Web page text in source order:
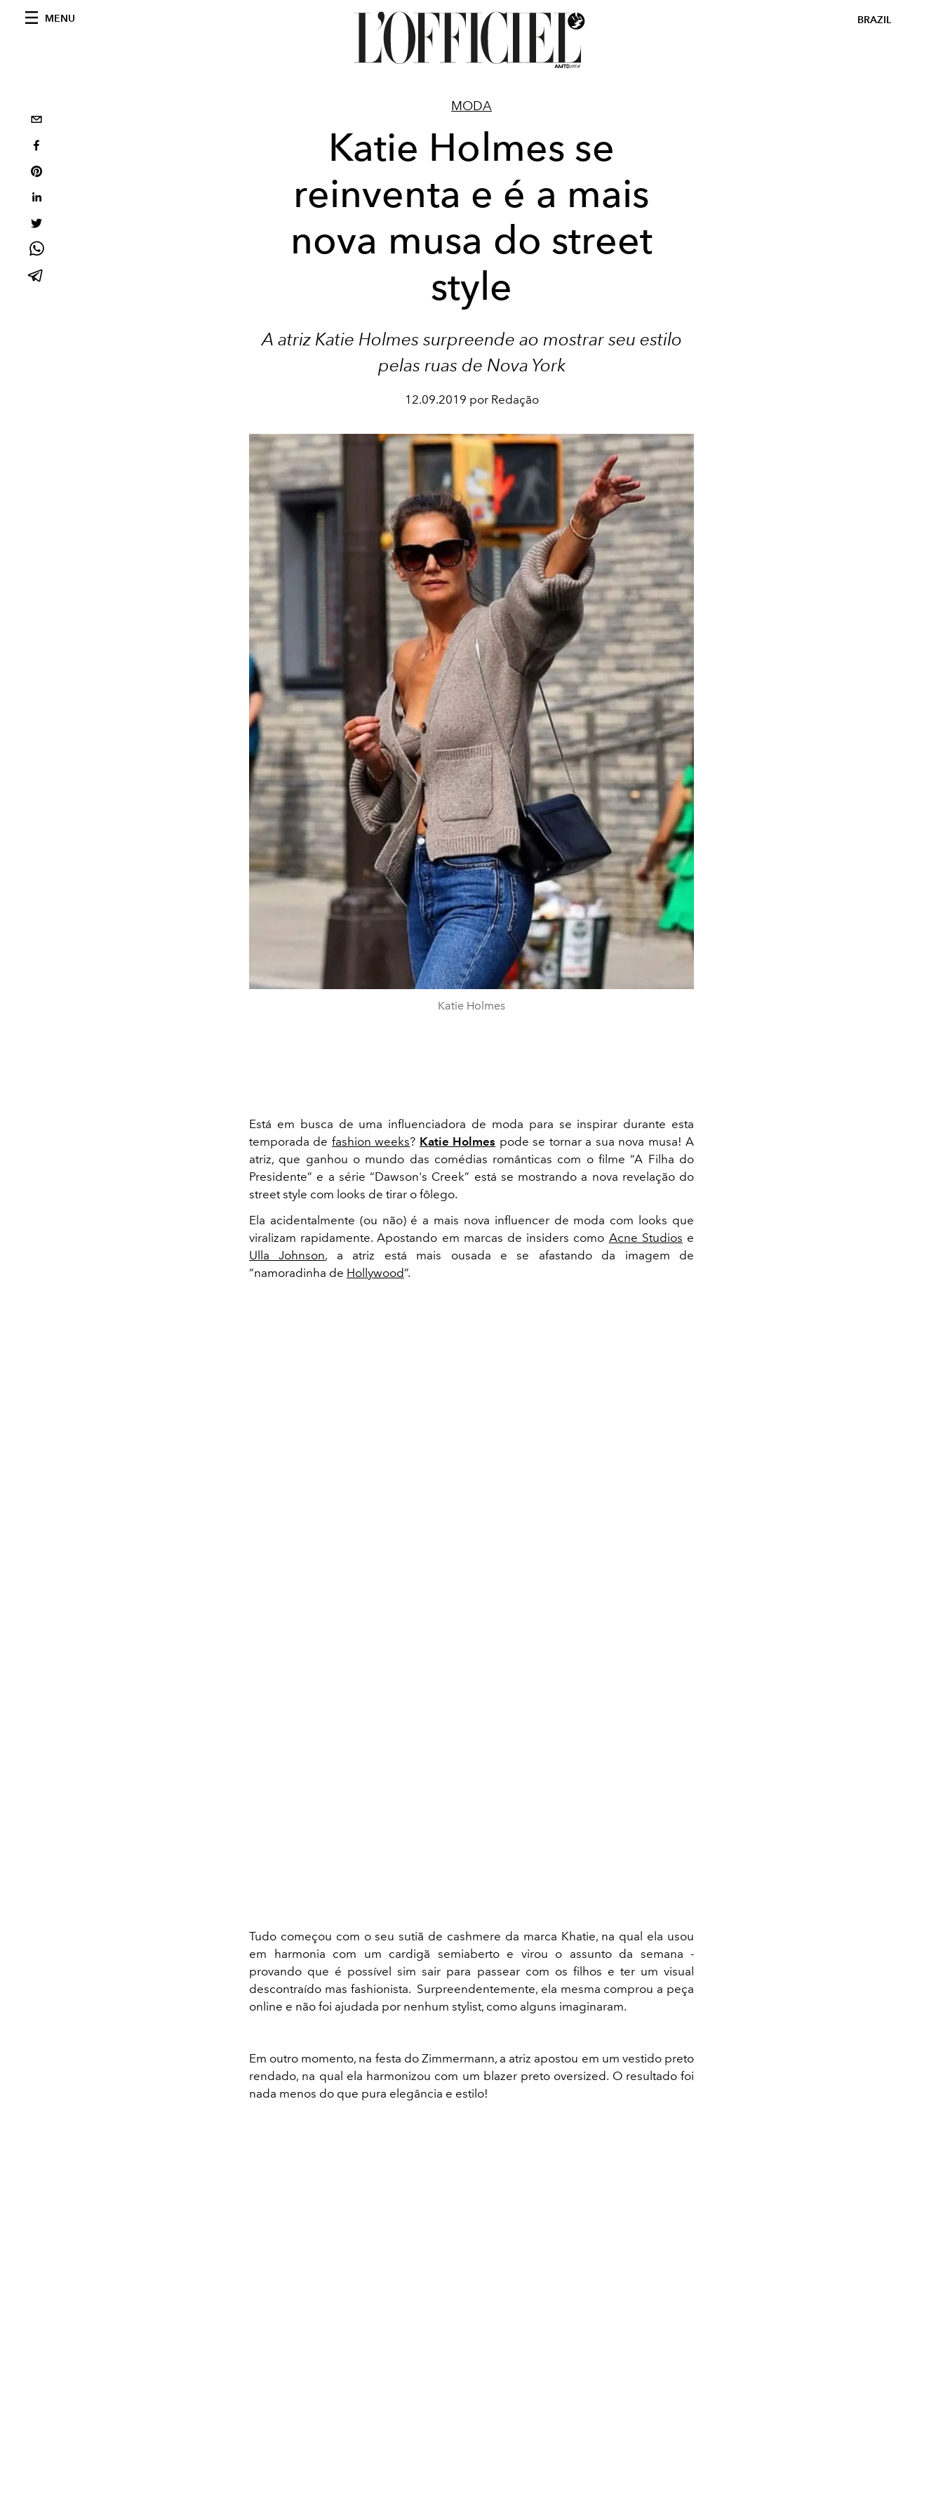
MENU BRAZIL
MODA
Katie Holmes se
reinventa e é a mais
nova musa do street
style
A atriz Katie Holmes surpreende ao mostrar seu estilo
pelas ruas de Nova York
12.09.2019 por Redação
Katie Holmes
Está em busca de uma influenciadora de moda para se inspirar durante esta
temporada de fashion weeks? Katie Holmes pode se tornar a sua nova musa! A
atriz, que ganhou o mundo das comédias românticas com o filme “A Filha do
Presidente” e a série “Dawson's Creek” está se mostrando a nova revelação do
street style com looks de tirar o fôlego.
Ela acidentalmente (ou não) é a mais nova influencer de moda com looks que
viralizam rapidamente. Apostando em marcas de insiders como Acne Studios e
Ulla Johnson, a atriz está mais ousada e se afastando da imagem de
“namoradinha de Hollywood”.
Tudo começou com o seu sutiã de cashmere da marca Khatie, na qual ela usou
em harmonia com um cardigã semiaberto e virou o assunto da semana -
provando que é possível sim sair para passear com os filhos e ter um visual
descontraído mas fashionista. Surpreendentemente, ela mesma comprou a peça
online e não foi ajudada por nenhum stylist, como alguns imaginaram.
Em outro momento, na festa do Zimmermann, a atriz apostou em um vestido preto
rendado, na qual ela harmonizou com um blazer preto oversized. O resultado foi
nada menos do que pura elegância e estilo!